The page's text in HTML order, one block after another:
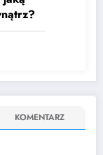
KOMENTARZ